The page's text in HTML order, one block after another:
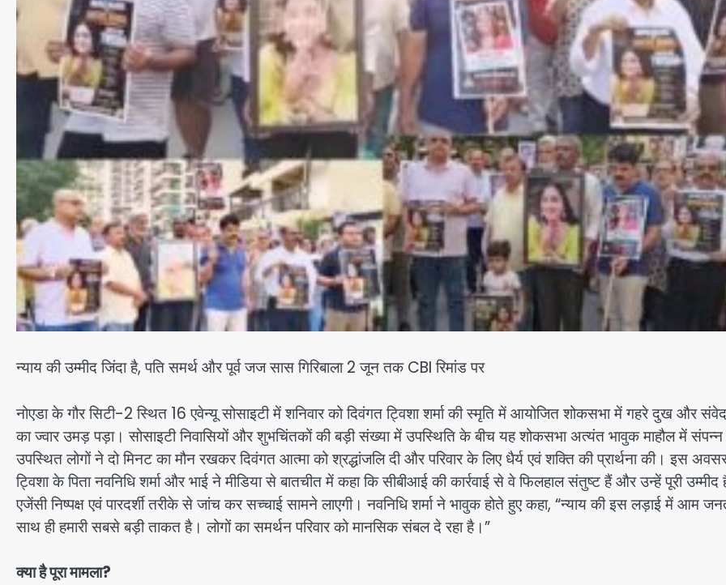
न्याय की उम्मीद जिंदा है, पति समर्थ और पूर्व जज सास गिरिबाला 2 जून तक CBI रिमांड पर
नोएडा के गौर सिटी-2 स्थित 16 एवेन्यू सोसाइटी में शनिवार को दिवंगत ट्विशा शर्मा की स्मृति में आयोजित शोकसभा में गहरे दुख और
का ज्वार उमड़ पड़ा। सोसाइटी निवासियों और शुभचिंतकों की बड़ी संख्या में उपस्थिति के बीच यह शोकसभा अत्यंत भावुक माहौल में
उपस्थित लोगों ने दो मिनट का मौन रखकर दिवंगत आत्मा को श्रद्धांजलि दी और परिवार के लिए धैर्य एवं शक्ति की प्रार्थना की। इस
ट्विशा के पिता नवनिधि शर्मा और भाई ने मीडिया से बातचीत में कहा कि सीबीआई की कार्रवाई से वे फिलहाल संतुष्ट हैं और उन्हें पूरी उम्मीद
एजेंसी निष्पक्ष एवं पारदर्शी तरीके से जांच कर सच्चाई सामने लाएगी। नवनिधि शर्मा ने भावुक होते हुए कहा, “न्याय की इस लड़ाई में आम
साथ ही हमारी सबसे बड़ी ताकत है। लोगों का समर्थन परिवार को मानसिक संबल दे रहा है।”
क्या है पूरा मामला?